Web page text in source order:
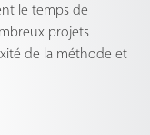
le temps de
projets
de la méthode et